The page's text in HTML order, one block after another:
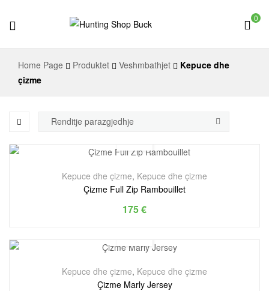
Shop
0
Home Page Produktet Veshmbathjet
Kepuce dhe
çizme
Kepuce dhe çizme, Kepuce dhe çizme
Çizme Full Zip Rambouillet
175€
Kepuce dhe çizme, Kepuce dhe çizme
Çizme Marly Jersey